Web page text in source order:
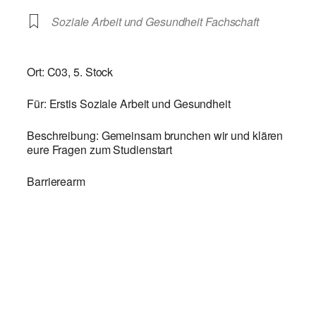
Soziale Arbeit und Gesundheit Fachschaft
Ort: C03, 5. Stock
Für: Erstis Soziale Arbeit und Gesundheit
Beschreibung: Gemeinsam brunchen wir und klären
eure Fragen zum Studienstart
Barrierearm